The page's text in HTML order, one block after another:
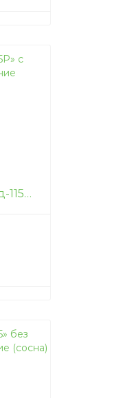
Тумба «Монтаньярд-115P» с дверями, отделка: старение (сосна)